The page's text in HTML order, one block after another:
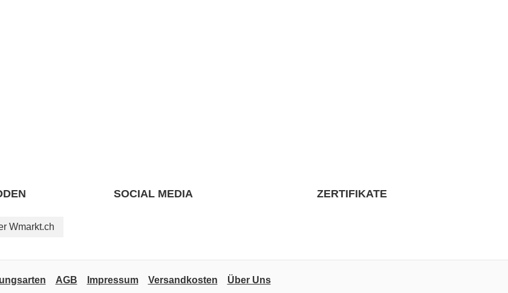
Wmarkt.ch
SOCIAL MEDIA ZERTIFIKATE
AGB Impressum Versandkosten Über Uns